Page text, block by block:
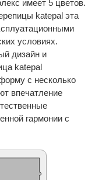
имеет 5 цветов.
katepal эта
условиях.
дизайн и
katepal
с несколько
впечатление
гармонии с